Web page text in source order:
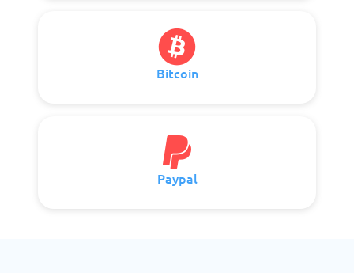
Bitcoin
Paypal